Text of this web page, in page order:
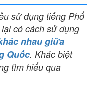
sử dụng tiếng Phổ
có cách sử dụng
nhau giữa
Quốc. Khác biệt
tìm hiểu qua